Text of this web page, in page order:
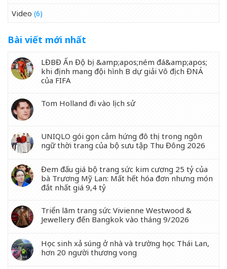
Video (6)
Bài viết mới nhất
LĐBĐ Ấn Độ bị &amp;apos;ném đá&amp;apos;
khi định mang đội hình B dự giải Vô địch ĐNÁ
của FIFA
Tom Holland đi vào lịch sử
UNIQLO gói gọn cảm hứng đô thị trong ngôn
ngữ thời trang của bộ sưu tập Thu Đông 2026
Đem đấu giá bộ trang sức kim cương 25 tỷ của
bà Trương Mỹ Lan: Mất hết hóa đơn nhưng món
đắt nhất giá 9,4 tỷ
Triển lãm trang sức Vivienne Westwood &
Jewellery đến Bangkok vào tháng 9/2026
Học sinh xả súng ở nhà và trường học Thái Lan,
hơn 20 người thương vong